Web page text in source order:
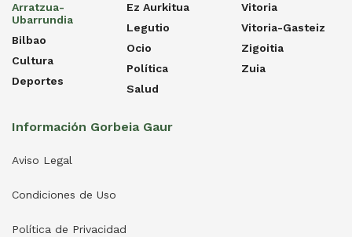
Arratzua-
Ubarrundia
Bilbao
Cultura
Deportes
Ez Aurkitua
Legutio
Ocio
Política
Salud
Vitoria
Vitoria-Gasteiz
Zigoitia
Zuia
Información Gorbeia Gaur
Aviso Legal
Condiciones de Uso
Política de Privacidad